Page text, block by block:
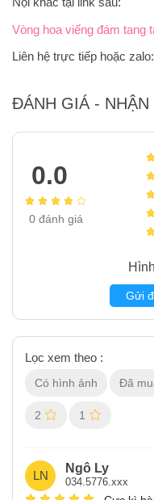
Vòng hoa viếng đám tang
Liên hệ trực tiếp hoặc zalo:
ĐÁNH GIÁ - NHẬN
0.0
0đánh giá
Gửi
Lọc xem theo :
Có hình ảnh Đã
2 1
LN
Ngô Ly
034.5776.xxx